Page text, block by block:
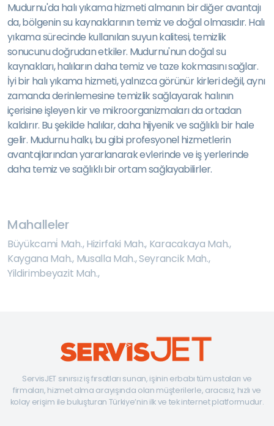
Mudurnu'da halı yıkama hizmeti almanın bir diğer avantajı
da, bölgenin su kaynaklarının temiz ve doğal olmasıdır. Halı
yıkama sürecinde kullanılan suyun kalitesi, temizlik
sonucunu doğrudan etkiler. Mudurnu'nun doğal su
kaynakları, halıların daha temiz ve taze kokmasını sağlar.
İyi bir halı yıkama hizmeti, yalnızca görünür kirleri değil, aynı
zamanda derinlemesine temizlik sağlayarak halının
içerisine işleyen kir ve mikroorganizmaları da ortadan
kaldırır. Bu şekilde halılar, daha hijyenik ve sağlıklı bir hale
gelir. Mudurnu halkı, bu gibi profesyonel hizmetlerin
avantajlarından yararlanarak evlerinde ve iş yerlerinde
daha temiz ve sağlıklı bir ortam sağlayabilirler.
Mahalleler
Büyükcami̇ Mah.,Hizirfaki Mah., Karacakaya Mah.,
Kaygana Mah., Musalla Mah.,Seyrancik Mah.,
Yildirimbeyazit Mah.,
ServisJET sınırsız iş fırsatları sunan, işinin erbabı tüm ustaları ve
firmaları, hizmet alma arayışında olan müşterilerle, aracısız, hızlı ve
kolay erişim ile buluşturan Türkiye’nin ilk ve tek internet platformudur.